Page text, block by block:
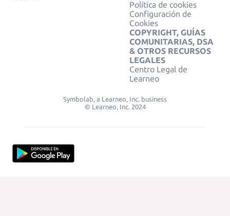
Política de cookies
Configuración de
Cookies
COPYRIGHT, GUÍAS
COMUNITARIAS, DSA
& OTROS RECURSOS
LEGALES
Centro Legal de
Learneo
Symbolab, a Learneo, Inc. business
© Learneo, Inc. 2024